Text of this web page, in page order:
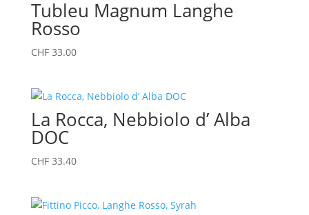
Tubleu Magnum Langhe
Rosso
CHF33.00
La Rocca, Nebbiolo d’ Alba
DOC
CHF33.40